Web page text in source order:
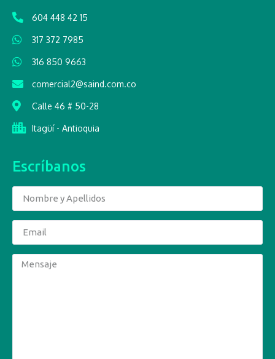
604 448 42 15
317 372 7985
316 850 9663
comercial2@saind.com.co
Calle 46 # 50-28
Itagüí - Antioquia
Escríbanos